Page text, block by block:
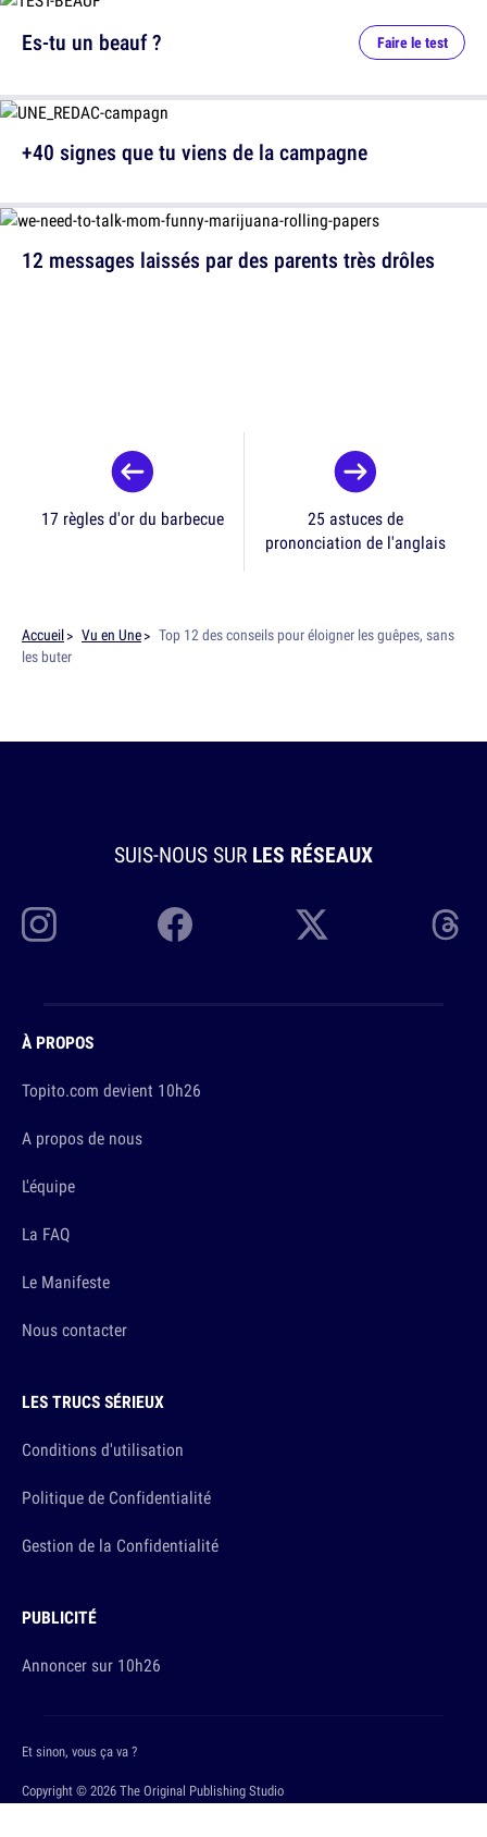
12 messages laissés par des parents très drôles
Es-tu un beauf ? Faire le test
+40 signes que tu viens de la campagne
17 règles d'or du barbecue
25 astuces de
prononciation de l'anglais
Accueil Vu en Une
Top 12 des conseils pour éloigner les guêpes, sans
les buter
SUIS-NOUS SUR LES RÉSEAUX
À PROPOS
Topito.com devient 10h26
A propos de nous
L'équipe
La FAQ
Le Manifeste
Nous contacter
LES TRUCS SÉRIEUX
Conditions d'utilisation
Politique de Confidentialité
Gestion de la Confidentialité
PUBLICITÉ
Annoncer sur 10h26
Copyright © 2026 The Original Publishing Studio
Et sinon, vous ça va ?